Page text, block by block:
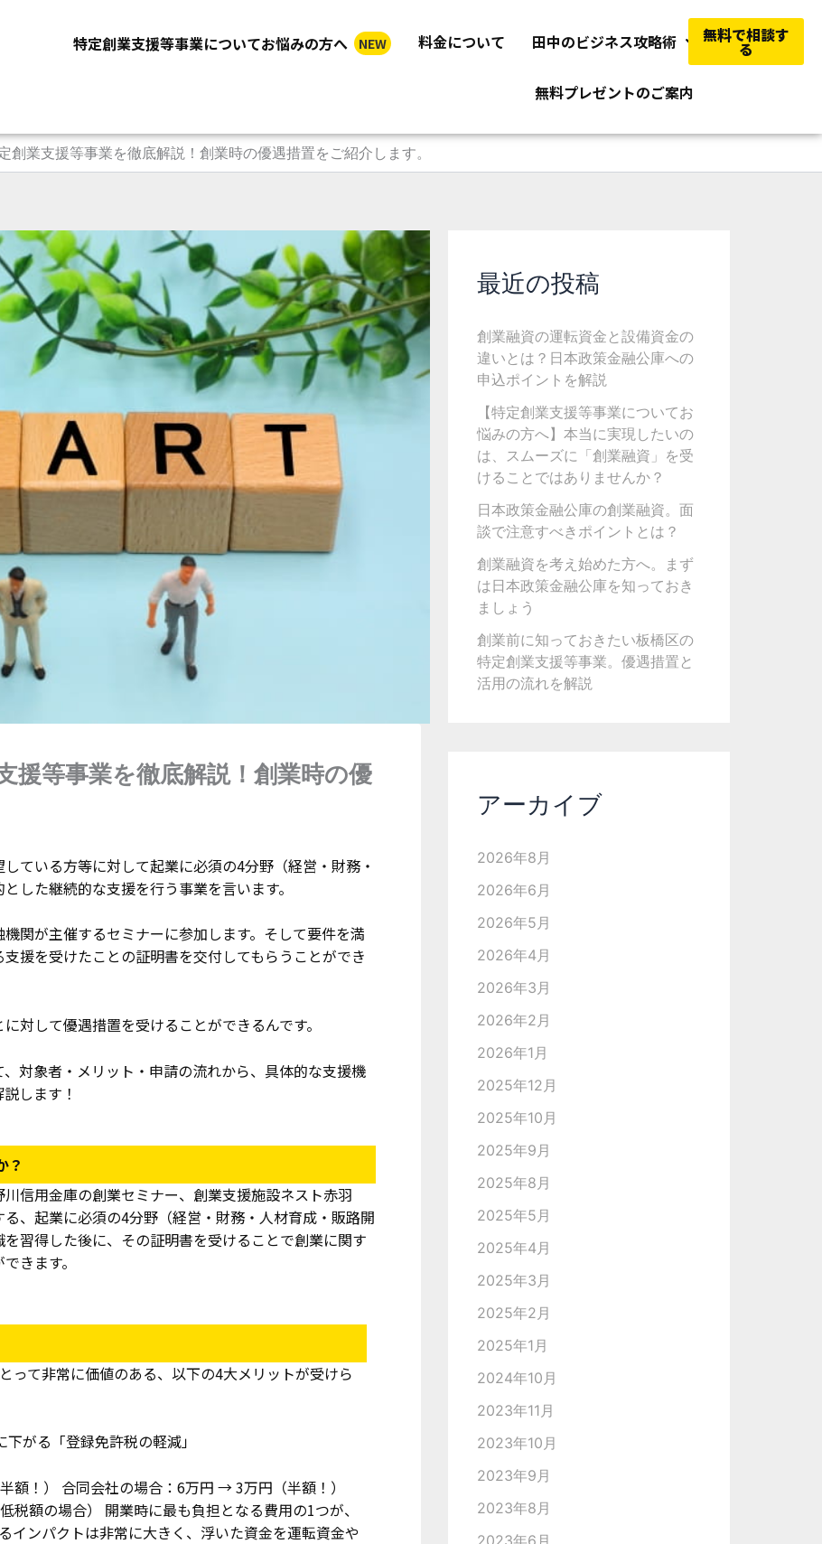
特定創業支援等事業についてお悩みの方へ NEW 料金について 田中のビジネス攻略術
無料プレゼントのご案内
無料で相談す
る
創業支援等事業を徹底解説！創業時の優遇措置をご紹介します。
援等事業を徹底解説！創業時の優
ている方等に対して起業に必須の4分野（経営・財務・
した継続的な支援を行う事業を言います。
関が主催するセミナーに参加します。そして要件を満
援を受けたことの証明書を交付してもらうことができ
対して優遇措置を受けることができるんです。
対象者・メリット・申請の流れから、具体的な支援機
します！
？
信用金庫の創業セミナー、創業支援施設ネスト赤羽
る、起業に必須の4分野（経営・財務・人材育成・販路開
習得した後に、その証明書を受けることで創業に関す
きます。
って非常に価値のある、以下の4大メリットが受けら
がる「登録免許税の軽減」
！） 合同会社の場合：6万円 → 3万円（半額！）
税額の場合） 開業時に最も負担となる費用の1つが、
インパクトは非常に大きく、浮いた資金を運転資金や
最近の投稿
創業融資の運転資金と設備資金の
違いとは？日本政策金融公庫への
申込ポイントを解説
【特定創業支援等事業についてお
悩みの方へ】本当に実現したいの
は、スムーズに「創業融資」を受
けることではありませんか？
日本政策金融公庫の創業融資。面
談で注意すべきポイントとは？
創業融資を考え始めた方へ。まず
は日本政策金融公庫を知っておき
ましょう
創業前に知っておきたい板橋区の
特定創業支援等事業。優遇措置と
活用の流れを解説
アーカイブ
2026年8月
2026年6月
2026年5月
2026年4月
2026年3月
2026年2月
2026年1月
2025年12月
2025年10月
2025年9月
2025年8月
2025年5月
2025年4月
2025年3月
2025年2月
2025年1月
2024年10月
2023年11月
2023年10月
2023年9月
2023年8月